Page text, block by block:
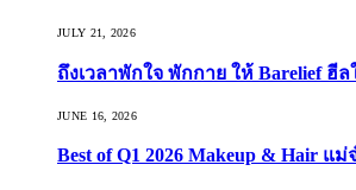
JULY 21, 2026
ถึงเวลาพักใจ พักกาย ให้ Barelief ฮี
JUNE 16, 2026
Best of Q1 2026 Makeup & Hair